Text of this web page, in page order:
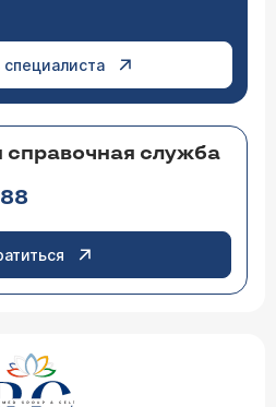
справочная служба